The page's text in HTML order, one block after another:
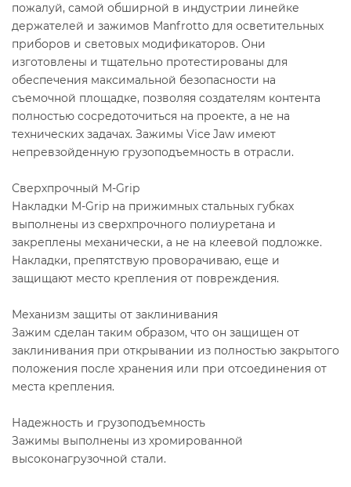
пожалуй, самой обширной в индустрии линейке
держателей и зажимов Manfrotto для осветительных
приборов и световых модификаторов. Они
изготовлены и тщательно протестированы для
обеспечения максимальной безопасности на
съемочной площадке, позволяя создателям контента
полностью сосредоточиться на проекте, а не на
технических задачах. Зажимы Vice Jaw имеют
непревзойденную грузоподъемность в отрасли.
Сверхпрочный M-Grip
Накладки M-Grip на прижимных стальных губках
выполнены из сверхпрочного полиуретана и
закреплены механически, а не на клеевой подложке.
Накладки, препятствую проворачиваю, еще и
защищают место крепления от повреждения.
Механизм защиты от заклинивания
Зажим сделан таким образом, что он защищен от
заклинивания при открывании из полностью закрытого
положения после хранения или при отсоединения от
места крепления.
Надежность и грузоподъемность
Зажимы выполнены из хромированной
высоконагрузочной стали.